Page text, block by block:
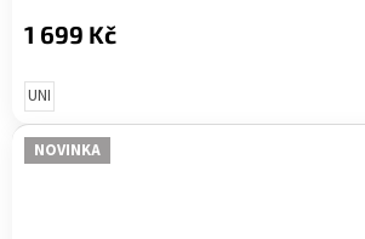
1 699 Kč
UNI
NOVINKA